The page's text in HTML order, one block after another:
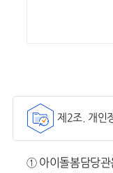
제2조. 개인
① 아이돌봄담당관